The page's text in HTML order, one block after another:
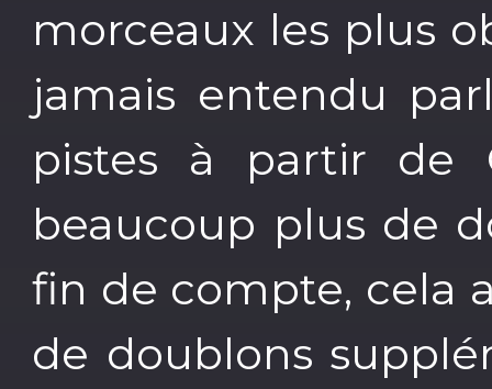
morceaux les plus
jamais entendu
pistes à partir de
beaucoup plus de
fin de compte, cela
de doublons